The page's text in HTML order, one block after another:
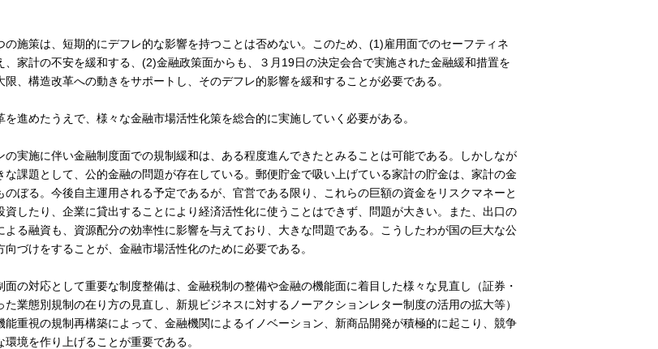
の施策は、短期的にデフレ的な影響を持つことは否めない。このため、(1)雇用面でのセーフティネ
、家計の不安を緩和する、(2)金融政策面からも、３月19日の決定会合で実施された金融緩和措置を
限、構造改革への動きをサポートし、そのデフレ的影響を緩和することが必要である。
を進めたうえで、様々な金融市場活性化策を総合的に実施していく必要がある。
の実施に伴い金融制度面での規制緩和は、ある程度進んできたとみることは可能である。しかしなが
な課題として、公的金融の問題が存在している。郵便貯金で吸い上げている家計の貯金は、家計の金
のぼる。今後自主運用される予定であるが、官営である限り、これらの巨額の資金をリスクマネーと
資したり、企業に貸出することにより経済活性化に使うことはできず、問題が大きい。また、出口の
よる融資も、資源配分の効率性に影響を与えており、大きな問題である。こうしたわが国の巨大な公
向づけをすることが、金融市場活性化のために必要である。
面の対応として重要な制度整備は、金融税制の整備や金融の機能面に着目した様々な見直し（証券・
た業態別規制の在り方の見直し、新規ビジネスに対するノーアクションレター制度の活用の拡大等）
能重視の規制再構築によって、金融機関によるイノベーション、新商品開発が積極的に起こり、競争
境を作り上げることが重要である。